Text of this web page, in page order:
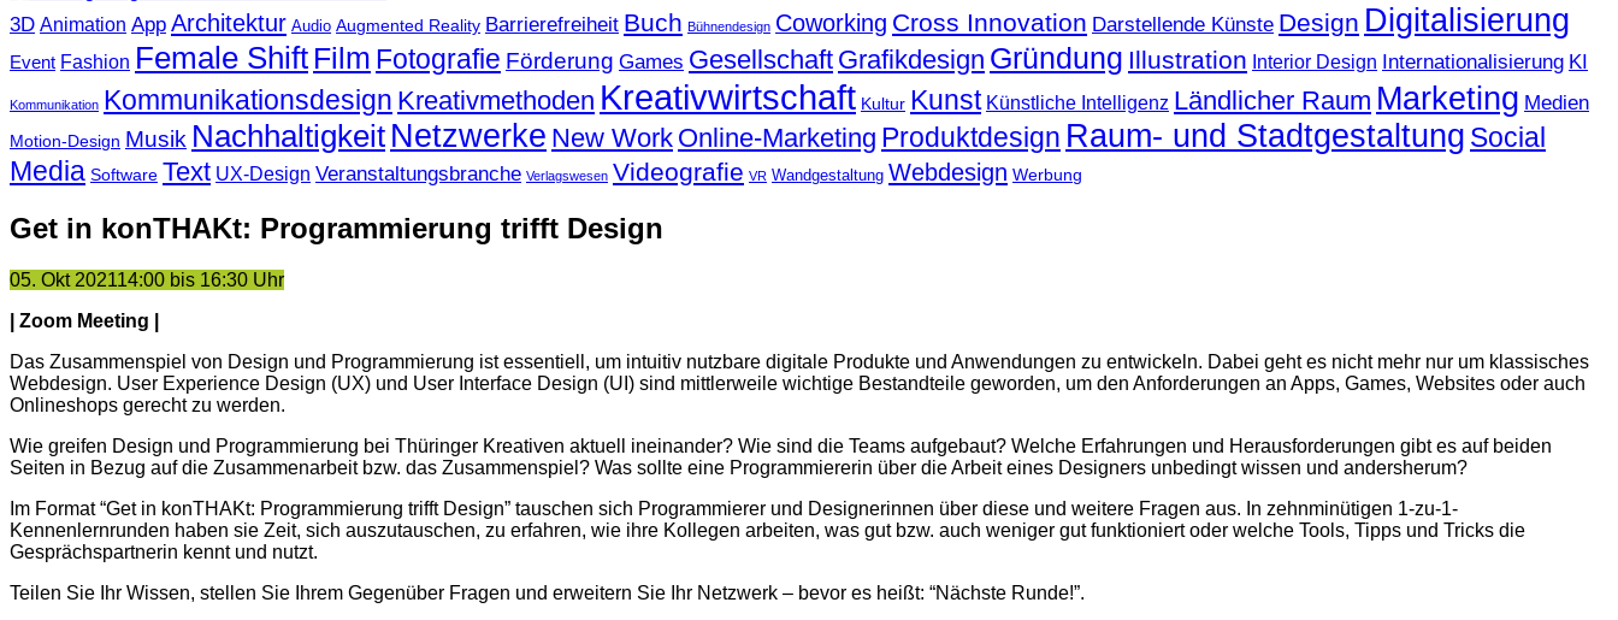
3D Animation App Architektur Audio Augmented Reality Barrierefreiheit Buch Bühnendesign Coworking Cross Innovation Darstellende Künste Design Digitalisierung
Event Fashion Female Shift Film Fotografie Förderung Games Gesellschaft Grafikdesign Gründung Illustration Interior Design Internationalisierung KI
Kommunikation Kommunikationsdesign Kreativmethoden Kreativwirtschaft Kultur Kunst Künstliche Intelligenz Ländlicher Raum Marketing Medien
Motion-Design Musik Nachhaltigkeit Netzwerke New Work Online-Marketing Produktdesign Raum- und Stadtgestaltung Social
Media Software Text UX-Design Veranstaltungsbranche Verlagswesen Videografie VR Wandgestaltung Webdesign Werbung
Get in konTHAKt: Programmierung trifft Design
05. Okt 202114:00 bis 16:30 Uhr
| Zoom Meeting |
Das Zusammenspiel von Design und Programmierung ist essentiell, um intuitiv nutzbare digitale Produkte und Anwendungen zu entwickeln. Dabei geht es nicht mehr nur um klassisches
Webdesign. User Experience Design (UX) und User Interface Design (UI) sind mittlerweile wichtige Bestandteile geworden, um den Anforderungen an Apps, Games, Websites oder auch
Onlineshops gerecht zu werden.
Wie greifen Design und Programmierung bei Thüringer Kreativen aktuell ineinander? Wie sind die Teams aufgebaut? Welche Erfahrungen und Herausforderungen gibt es auf beiden
Seiten in Bezug auf die Zusammenarbeit bzw. das Zusammenspiel? Was sollte eine Programmiererin über die Arbeit eines Designers unbedingt wissen und andersherum?
Im Format “Get in konTHAKt: Programmierung trifft Design” tauschen sich Programmierer und Designerinnen über diese und weitere Fragen aus. In zehnminütigen 1-zu-1-
Kennenlernrunden haben sie Zeit, sich auszutauschen, zu erfahren, wie ihre Kollegen arbeiten, was gut bzw. auch weniger gut funktioniert oder welche Tools, Tipps und Tricks die
Gesprächspartnerin kennt und nutzt.
Teilen Sie Ihr Wissen, stellen Sie Ihrem Gegenüber Fragen und erweitern Sie Ihr Netzwerk – bevor es heißt: “Nächste Runde!”.